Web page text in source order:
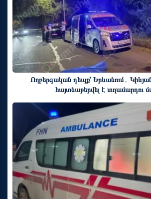
Ողբերգական դեպք՝ Երևանում․
հայտնաբերվել է տղամարդու